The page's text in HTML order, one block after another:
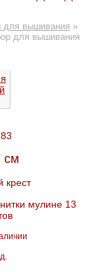
для вышивания »
для вышивания
см
крест
мулине 13